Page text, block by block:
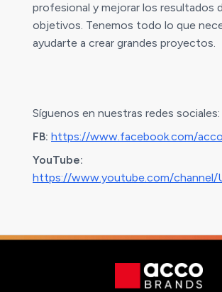
profesional y mejorar los resultados
objetivos. Tenemos todo lo que
ayudarte a crear grandes proyectos.
Síguenos en nuestras redes sociales:
FB: https://www.facebook.com/
YouTube:
https://www.youtube.com/channel/